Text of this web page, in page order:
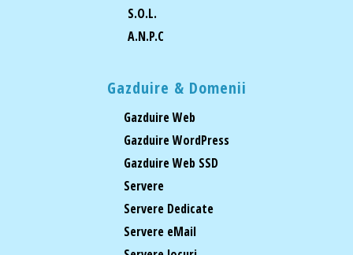
S.O.L.
A.N.P.C
Gazduire & Domenii
Gazduire Web
Gazduire WordPress
Gazduire Web SSD
Servere
Servere Dedicate
Servere eMail